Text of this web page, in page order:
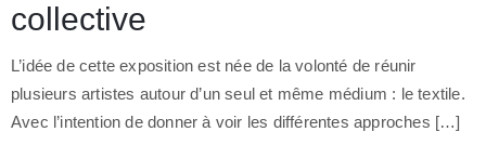
collective
L’idée de cette exposition est née de la volonté de réunir
plusieurs artistes autour d’un seul et même médium : le textile.
Avec l’intention de donner à voir les différentes approches […]